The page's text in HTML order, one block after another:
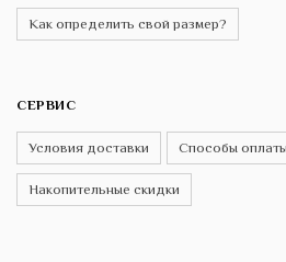
Как определить свой размер?
СЕРВИС
Условия доставки Способы оплаты
Накопительные скидки